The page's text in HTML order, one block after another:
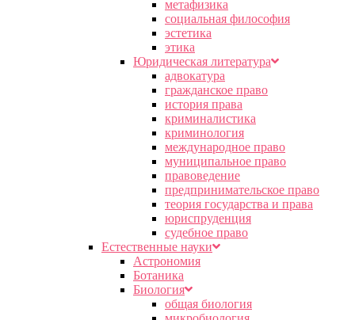
метафизика
социальная философия
эстетика
этика
Юридическая литература
адвокатура
гражданское право
история права
криминалистика
криминология
международное право
муниципальное право
правоведение
предпринимательское право
теория государства и права
юриспруденция
судебное право
Естественные науки
Астрономия
Ботаника
Биология
общая биология